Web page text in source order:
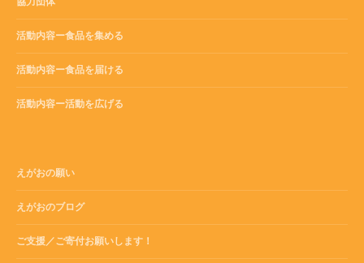
活動内容ー食品を集める
活動内容ー食品を届ける
活動内容ー活動を広げる
えがおの願い
えがおのブログ
ご支援／ご寄付お願いします！